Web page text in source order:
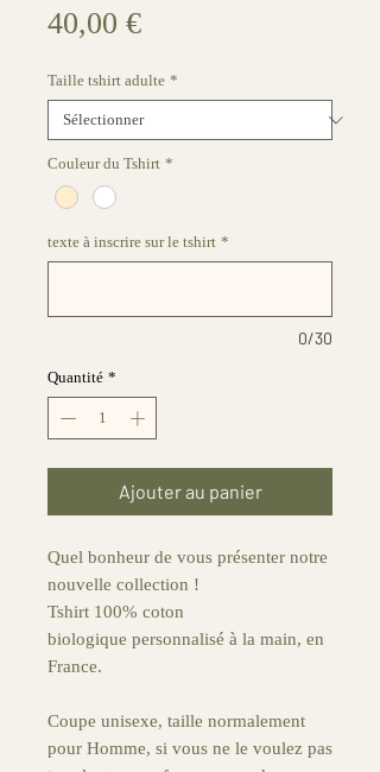
40,00 €Prix
Taille tshirt adulte *
Couleur du Tshirt *
texte à inscrire sur le tshirt *
0/30
Quantité *
Ajouter au panier
Quel bonheur de vous présenter notre
nouvelle collection !
Tshirt 100% coton
biologique personnalisé à la main, en
France.
Coupe unisexe, taille normalement
pour Homme, si vous ne le voulez pas